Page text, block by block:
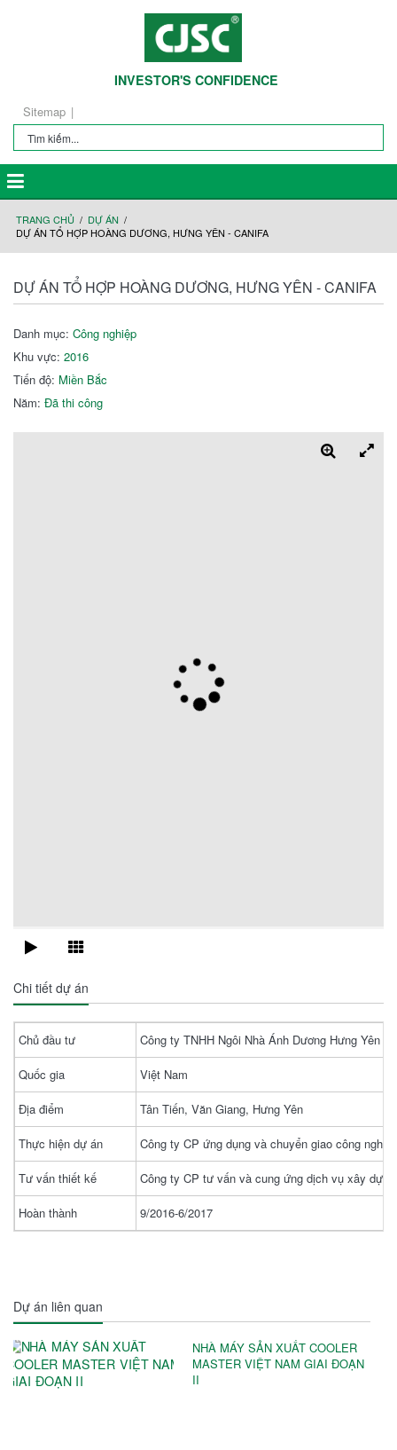
INVESTOR'S CONFIDENCE
Sitemap
TRANG CHỦ
DỰ ÁN
DỰ ÁN TỔ HỢP HOÀNG DƯƠNG, HƯNG YÊN - CANIFA
DỰ ÁN TỔ HỢP HOÀNG DƯƠNG, HƯNG YÊN - CANIFA
Danh mục: Công nghiệp
Khu vực: 2016
Tiến độ: Miền Bắc
Năm: Đã thi công
Chi tiết dự án
Chủ đầu tư Công ty TNHH Ngôi Nhà Ánh Dương Hưng Yên
Quốc gia Việt Nam
Địa điểm Tân Tiến, Văn Giang, Hưng Yên
Thực hiện dự án Công ty CP ứng dụng và chuyển giao công nghệ
Tư vấn thiết kế Công ty CP tư vấn và cung ứng dịch vụ xây dựng
Hoàn thành 9/2016-6/2017
Dự án liên quan
NHÀ MÁY SẢN XUẤT COOLER
MASTER VIỆT NAM GIAI ĐOẠN
II